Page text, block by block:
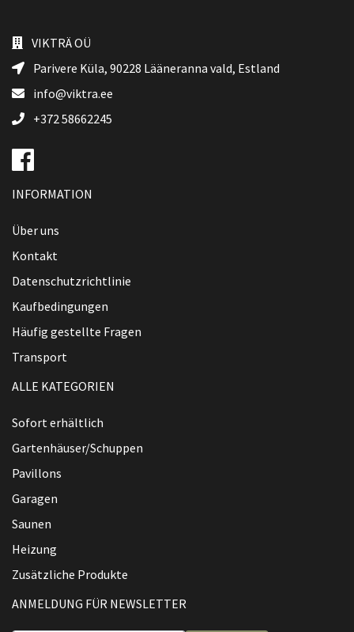
VIKTRÄ OÜ
Parivere Küla, 90228 Lääneranna vald, Estland
info@viktra.ee
+372 58662245
INFORMATION
Über uns
Kontakt
Datenschutzrichtlinie
Kaufbedingungen
Häufig gestellte Fragen
Transport
ALLE KATEGORIEN
Sofort erhältlich
Gartenhäuser/Schuppen
Pavillons
Garagen
Saunen
Heizung
Zusätzliche Produkte
ANMELDUNG FÜR NEWSLETTER